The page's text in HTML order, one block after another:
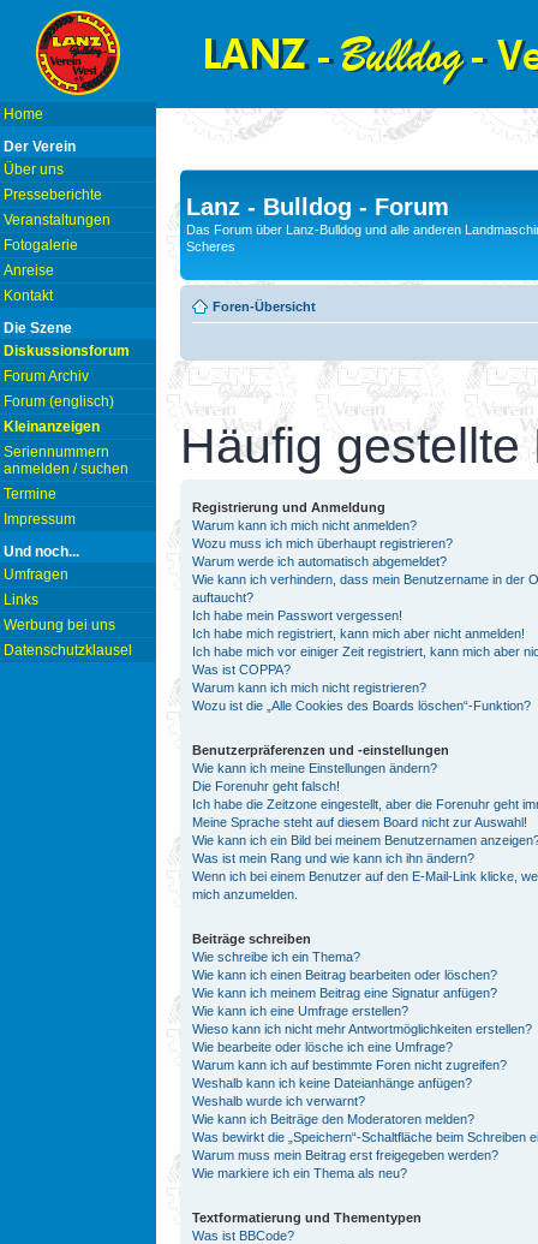
Home
Der Verein
Über uns
Presseberichte
Veranstaltungen
Fotogalerie
Anreise
Kontakt
Die Szene
Diskussionsforum
Forum Archiv
Forum (englisch)
Kleinanzeigen
Seriennummern
anmelden / suchen
Termine
Impressum
Und noch...
Umfragen
Links
Werbung bei uns
Datenschutzklausel
Lanz - Bulldog - Forum
Das Forum über Lanz-Bulldog und alle anderen
Scheres
Foren-Übersicht
Häufig gestellte
Registrierung und Anmeldung
Warum kann ich mich nicht anmelden?
Wozu muss ich mich überhaupt registrieren?
Warum werde ich automatisch abgemeldet?
Wie kann ich verhindern, dass mein Benutzername in der
auftaucht?
Ich habe mein Passwort vergessen!
Ich habe mich registriert, kann mich aber nicht anmelden!
Ich habe mich vor einiger Zeit registriert, kann mich aber
Was ist COPPA?
Warum kann ich mich nicht registrieren?
Wozu ist die „Alle Cookies des Boards löschen“-Funktion?
Benutzerpräferenzen und -einstellungen
Wie kann ich meine Einstellungen ändern?
Die Forenuhr geht falsch!
Ich habe die Zeitzone eingestellt, aber die Forenuhr geht
Meine Sprache steht auf diesem Board nicht zur Auswahl!
Wie kann ich ein Bild bei meinem Benutzernamen
Was ist mein Rang und wie kann ich ihn ändern?
Wenn ich bei einem Benutzer auf den E-Mail-Link klicke,
mich anzumelden.
Beiträge schreiben
Wie schreibe ich ein Thema?
Wie kann ich einen Beitrag bearbeiten oder löschen?
Wie kann ich meinem Beitrag eine Signatur anfügen?
Wie kann ich eine Umfrage erstellen?
Wieso kann ich nicht mehr Antwortmöglichkeiten erstellen?
Wie bearbeite oder lösche ich eine Umfrage?
Warum kann ich auf bestimmte Foren nicht zugreifen?
Weshalb kann ich keine Dateianhänge anfügen?
Weshalb wurde ich verwarnt?
Wie kann ich Beiträge den Moderatoren melden?
Was bewirkt die „Speichern“-Schaltfläche beim Schreiben
Warum muss mein Beitrag erst freigegeben werden?
Wie markiere ich ein Thema als neu?
Textformatierung und Thementypen
Was ist BBCode?